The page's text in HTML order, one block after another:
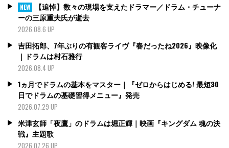
NEW
【追悼】数々の現場を支えたドラマー／ドラム・チューナ
ーの三原重夫氏が逝去
2026.08.6 UP
吉田拓郎、7年ぶりの有観客ライヴ『春だったね2026』映像化
｜ドラムは村石雅行
2026.08.4 UP
1ヵ月でドラムの基本をマスター｜『ゼロからはじめる! 最短30
日でドラムの基礎習得メニュー』発売
2026.07.29 UP
米津玄師「夜鷹」のドラムは堀正輝｜映画『キングダム 魂の決
戦』主題歌
2026.07.26 UP